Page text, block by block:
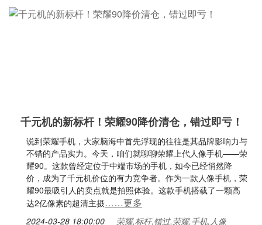
千元机的新标杆！荣耀90降价清仓，错过即亏！
说到荣耀手机，大家脑海中首先浮现的往往是其品牌影响力与
不错的产品实力。今天，咱们就聊聊荣耀上代人像手机——荣
耀90。这款曾经定位于中端市场的手机，如今已经悄然降
价，成为了千元机价位的有力竞争者。作为一款人像手机，荣
耀90最吸引人的卖点就是拍照体验。这款手机搭载了一颗高
达2亿像素的超清主摄……更多
2024-03-28 18:00:00 荣耀,标杆,错过,荣耀,手机,人像